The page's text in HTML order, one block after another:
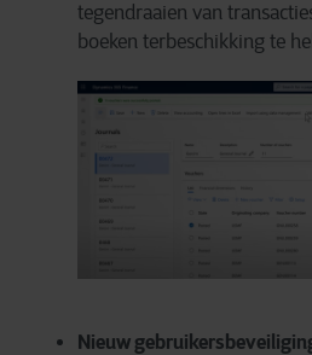
tegendraaien van
boeken terbeschikking te
Nieuw